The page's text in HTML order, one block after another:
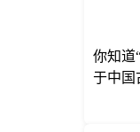
你知道
于中国